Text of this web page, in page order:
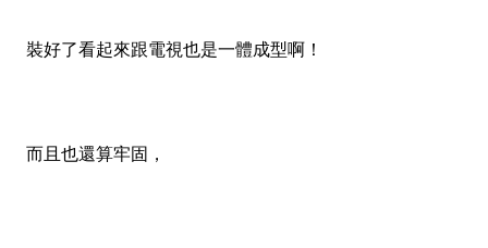
裝好了看起來跟電視也是一體成型啊！
而且也還算牢固，